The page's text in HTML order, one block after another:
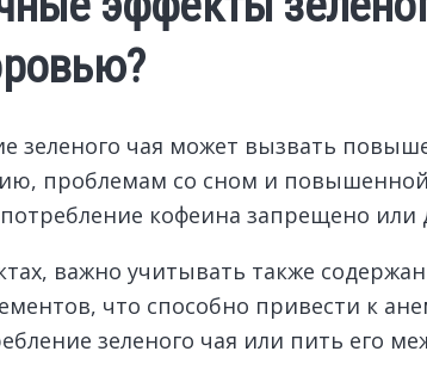
зеленого чая может вызвать
проблемам со сном и
кофеина запрещено
важно учитывать также
что способно привести к
зеленого чая или пить его